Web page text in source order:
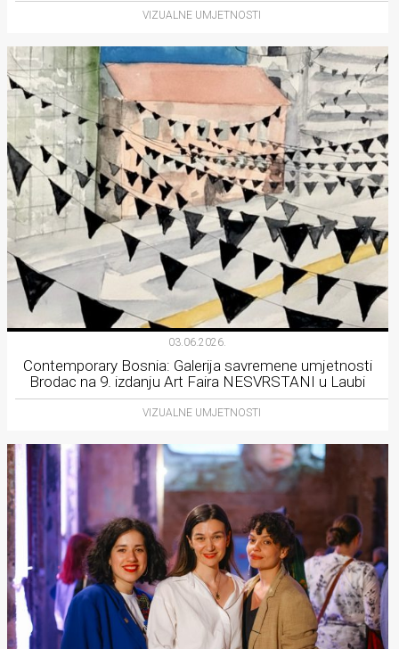
VIZUALNE UMJETNOSTI
03.06.2026.
Contemporary Bosnia: Galerija savremene umjetnosti
Brodac na 9. izdanju Art Faira NESVRSTANI u Laubi
VIZUALNE UMJETNOSTI